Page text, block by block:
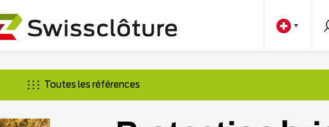
Toutes les références